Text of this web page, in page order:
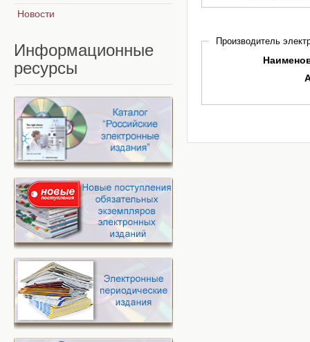
Производитель
Новости
Информационные
ресурсы